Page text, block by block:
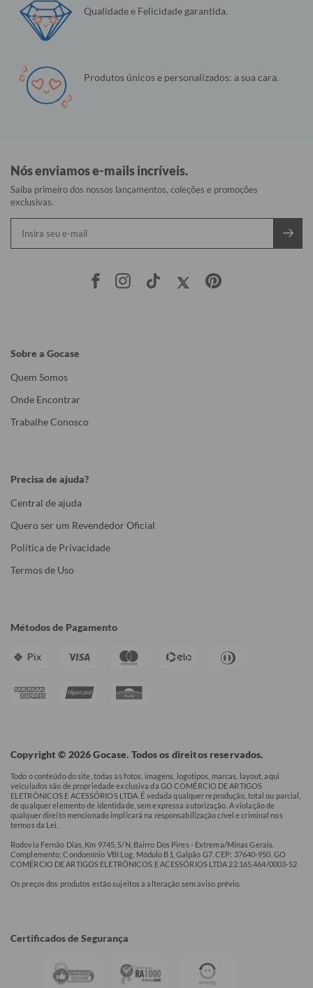
Qualidade e Felicidade garantida.
Produtos únicos e personalizados: a sua cara.
Nós enviamos e-mails incríveis.
Saiba primeiro dos nossos lançamentos, coleções e promoções
exclusivas.
Sobre a Gocase
Quem Somos
Onde Encontrar
Trabalhe Conosco
Precisa de ajuda?
Central de ajuda
Quero ser um Revendedor Oficial
Política de Privacidade
Termos de Uso
Métodos de Pagamento
Pix
Copyright © 2026 Gocase. Todos os direitos reservados.
Todo o conteúdo do site, todas as fotos, imagens, logotipos, marcas, layout, aqui
veículados são de propriedade exclusiva da GO COMÉRCIO DE ARTIGOS
ELETRÔNICOS E ACESSÓRIOS LTDA. É vedada qualquer reprodução, total ou parcial,
de qualquer elemento de identidade, sem expressa autorização. A violação de
qualquer direito mencionado implicará na responsabilização cível e criminal nos
termos da Lei.
Rodovia Fernão Dias, Km 9745, S/N, Bairro Dos Pires - Extrema/Minas Gerais.
Complemento: Condomínio VBI Log, Módulo B1, Galpão G7. CEP: 37640-950. GO
COMÉRCIO DE ARTIGOS ELETRÔNICOS E ACESSÓRIOS LTDA 22.165.464/0003-52
Os preços dos produtos estão sujeitos a alteração sem aviso prévio.
Certificados de Segurança